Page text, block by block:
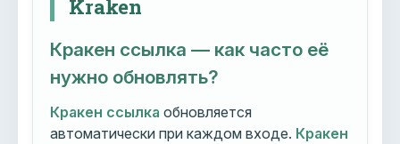
Kraken
Кракен ссылка — как часто её
нужно обновлять?
Кракен ссылка обновляется
автоматически при каждом входе. Кракен